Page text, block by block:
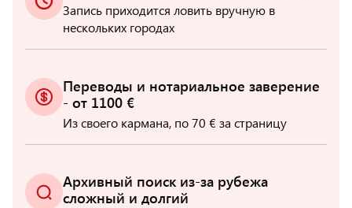
Запись приходится ловить вручную в
нескольких городах
Переводы и нотариальное заверение
- от 1100 €
Из своего кармана, по 70 € за страницу
Архивный поиск из-за рубежа
сложный и долгий